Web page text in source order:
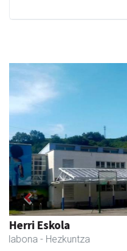
Arruti gozotegia
Andoain - Gozotegiak
Previous